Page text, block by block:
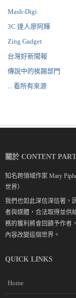
Mash-Digi
3C 達人廖阿輝
Zing Gadget
台灣好新聞報
傳說中的挨踢部門
... 看所有來源
關於 CONTENT
知名跨領域作家 Mary
世界）
我們也如此深信深信著，
者與媒體，合法取得並供
務的獲利將會回饋予作者
內容改變這個世界。
QUICK LINKS
Home